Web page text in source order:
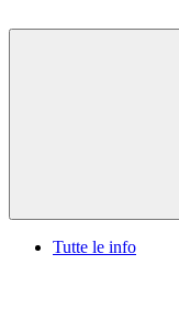
Tutte le info